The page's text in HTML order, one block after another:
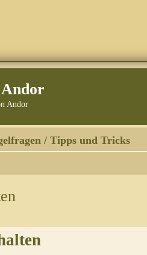
Andor
/ Tipps und Tricks